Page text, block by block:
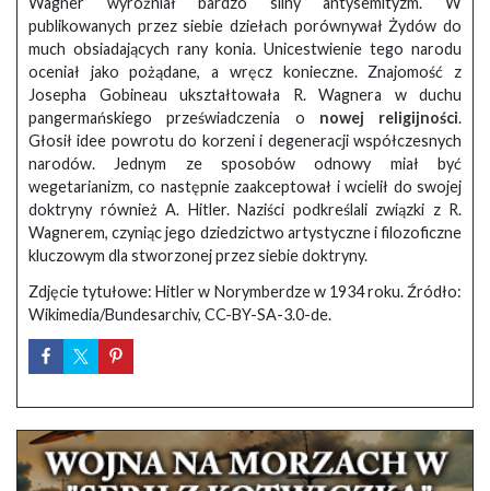
publikowanych przez siebie dziełach porównywał Żydów do
much obsiadających rany konia. Unicestwienie tego narodu
oceniał jako pożądane, a wręcz konieczne. Znajomość z
Josepha Gobineau ukształtowała R. Wagnera w duchu
pangermańskiego przeświadczenia o nowej religijności.
Głosił idee powrotu do korzeni i degeneracji współczesnych
narodów. Jednym ze sposobów odnowy miał być
wegetarianizm, co następnie zaakceptował i wcielił do swojej
doktryny również A. Hitler. Naziści podkreślali związki z R.
Wagnerem, czyniąc jego dziedzictwo artystyczne i filozoficzne
kluczowym dla stworzonej przez siebie doktryny.
Zdjęcie tytułowe: Hitler w Norymberdze w 1934 roku. Źródło:
Wikimedia/Bundesarchiv, CC-BY-SA-3.0-de.